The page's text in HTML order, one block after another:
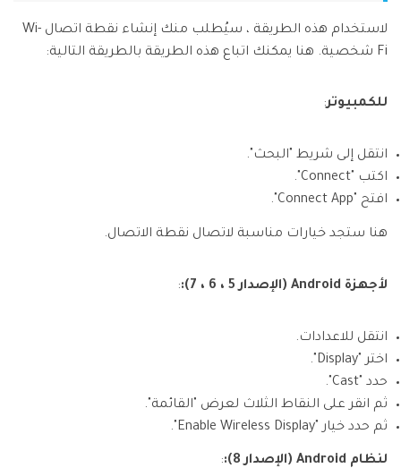
لاستخدام هذه الطريقة ، سيُطلب منك إنشاء نقطة اتصال Wi-
Fi شخصية. هنا يمكنك اتباع هذه الطريقة بالطريقة التالية:
للكمبيوتر:
انتقل إلى شريط "البحث".
اكتب "Connect".
افتح "Connect App".
هنا ستجد خيارات مناسبة لاتصال نقطة الاتصال.
لأجهزة Android (الإصدار 5 ، 6 ، 7): :
انتقل للاعدادات.
اختر "Display".
حدد "Cast".
ثم انقر على النقاط الثلاث لعرض "القائمة".
ثم حدد خيار "Enable Wireless Display".
لنظام Android (الإصدار 8): :